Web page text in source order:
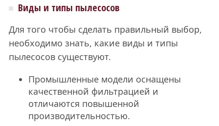
Виды и типы пылесосов
Для того чтобы сделать правильный выбор,
необходимо знать, какие виды и типы
пылесосов существуют.
Промышленные модели оснащены
качественной фильтрацией и
отличаются повышенной
производительностью.